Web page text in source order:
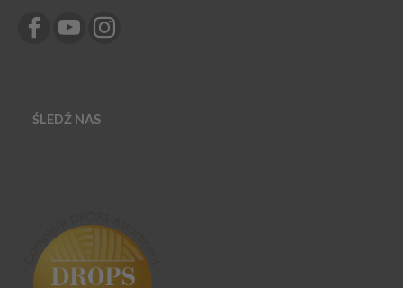
ŚLEDŹ NAS